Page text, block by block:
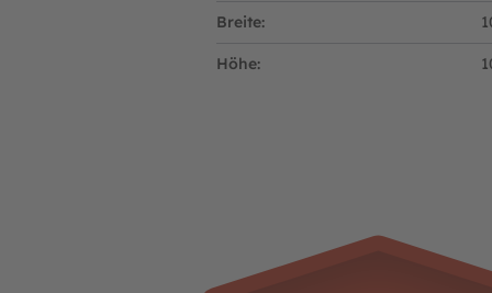
Breite:
Höhe: